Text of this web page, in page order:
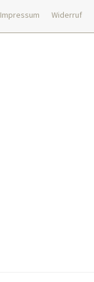
Impressum
Widerruf